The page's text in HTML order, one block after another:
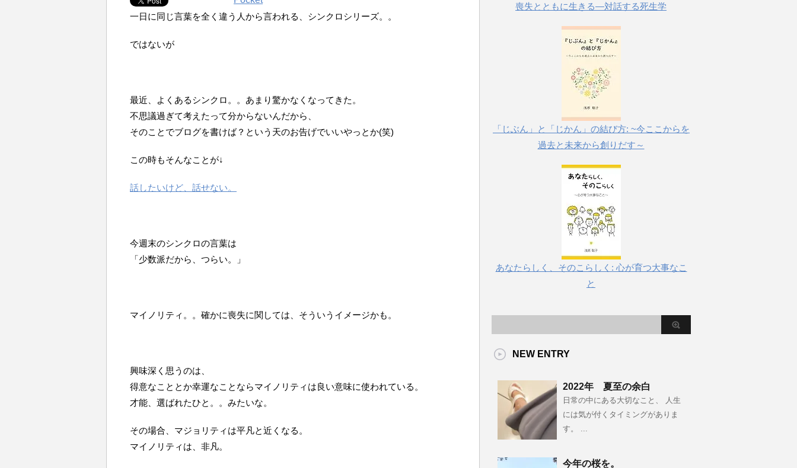
一日に同じ言葉を全く違う人から言われる、シンクロシリーズ。。
ではないが
最近、よくあるシンクロ。。あまり驚かなくなってきた。
不思議過ぎて考えたって分からないんだから、
そのことでブログを書けば？という天のお告げでいいやっとか(笑)
この時もそんなことが↓
話したいけど、話せない。
今週末のシンクロの言葉は
「少数派だから、つらい。」
マイノリティ。。確かに喪失に関しては、そういうイメージかも。
興味深く思うのは、
得意なこととか幸運なことならマイノリティは良い意味に使われている。
才能、選ばれたひと。。みたいな。
その場合、マジョリティは平凡と近くなる。
マイノリティは、非凡。
喪失とともに生きる―対話する死生学
「じぶん」と「じかん」の結び方: ~今ここからを
過去と未来から創りだす～
あなたらしく、そのこらしく: 心が育つ大事なこ
と
NEW ENTRY
2022年 夏至の余白
日常の中にある大切なこと、 人生
には気が付くタイミングがありま
す。 ...
今年の桜を。